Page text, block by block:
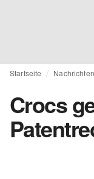
Startseite Nachrichten
Crocs